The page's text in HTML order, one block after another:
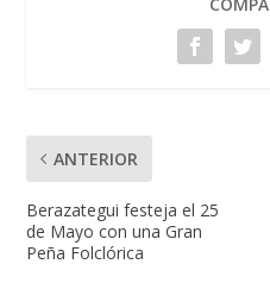
ANTERIOR
Berazategui festeja el 25
de Mayo con una Gran
Peña Folclórica